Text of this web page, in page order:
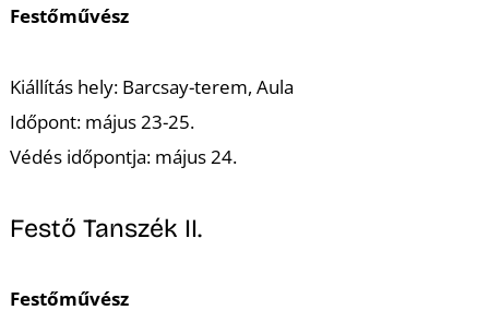
Festőművész
Kiállítás hely: Barcsay-terem, Aula
Időpont: május 23-25.
Védés időpontja: május 24.
Festő Tanszék II.
Festőművész